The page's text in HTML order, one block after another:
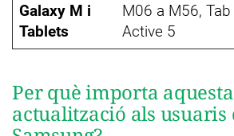
Galaxy M i
Tablets
M06 a M56,
Active 5
Per què importa aquesta
actualització als usuaris